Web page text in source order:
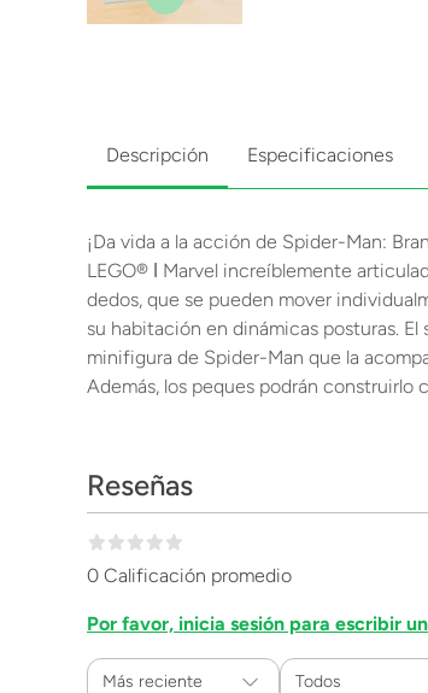
Descripción Especificaciones
¡Da vida a la acción de Spider-Man:
LEGO® ǀ Marvel increíblemente
dedos, que se pueden mover
su habitación en dinámicas posturas.
minifigura de Spider-Man que la
Además, los peques podrán construirlo
Reseñas
0 Calificación promedio
Por favor, inicia sesión para escribir
Más reciente Todos